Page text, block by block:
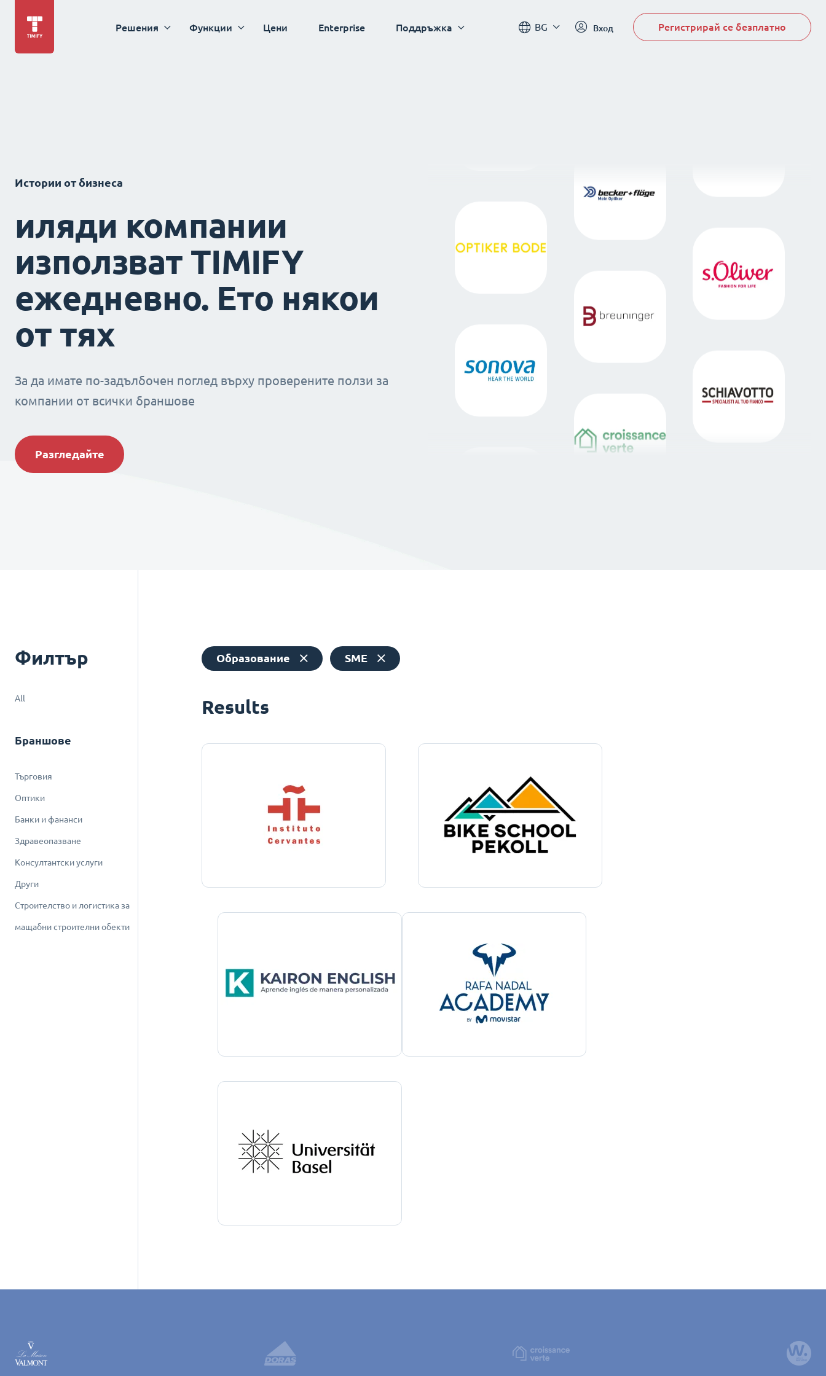
Решения Функции Цени Enterprise Поддръжка BG Вход Регистрирай се безплатно
Истории от бизнеса
иляди компании
използват TIMIFY
ежедневно. Ето някои
от тях
За да имате по-задълбочен поглед върху проверените ползи за
компании от всички браншове
Разгледайте
Филтър
All
Браншове
Търговия
Оптики
Банки и фананси
Здравеопазване
Консултантски услуги
Други
Строителство и логистика за
мащабни строителни обекти
Образование SME
Results